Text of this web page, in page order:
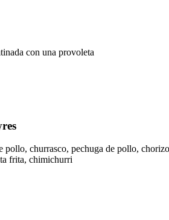
con una provoleta
pollo, churrasco, pechuga de pollo, chorizo
frita, chimichurri